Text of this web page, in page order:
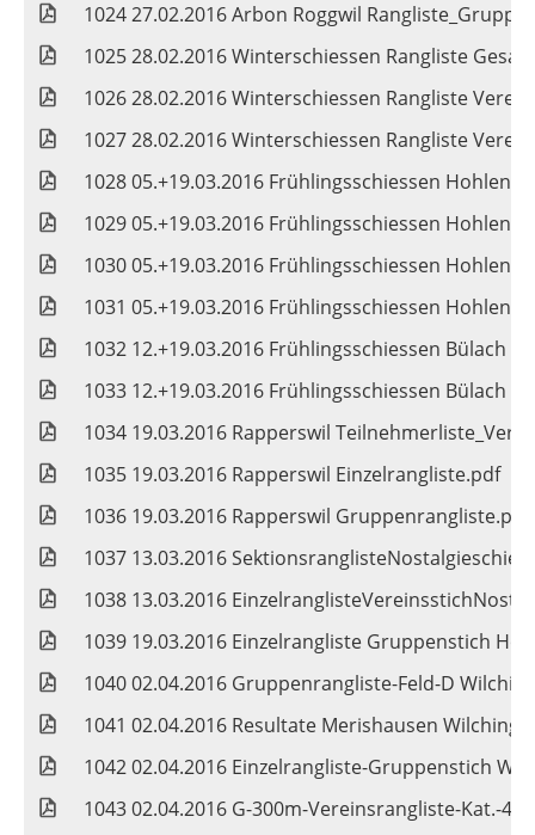
1024 27.02.2016 Arbon Roggwil
1025 28.02.2016 Winterschiessen Rangliste
1026 28.02.2016 Winterschiessen Rangliste
1027 28.02.2016 Winterschiessen Rangliste
1028 05.+19.03.2016 Frühlingsschiessen
1029 05.+19.03.2016 Frühlingsschiessen
1030 05.+19.03.2016 Frühlingsschiessen
1031 05.+19.03.2016 Frühlingsschiessen
1032 12.+19.03.2016 Frühlingsschiessen Bülach
1033 12.+19.03.2016 Frühlingsschiessen Bülach
1034 19.03.2016 Rapperswil
1035 19.03.2016 Rapperswil Einzelrangliste.pdf
1036 19.03.2016 Rapperswil Gruppenrangliste.pdf
1037 13.03.2016
1038 13.03.2016
1039 19.03.2016 Einzelrangliste Gruppenstich
1040 02.04.2016 Gruppenrangliste-Feld-D
1041 02.04.2016 Resultate Merishausen
1042 02.04.2016 Einzelrangliste-Gruppenstich
1043 02.04.2016 G-300m-Vereinsrangliste-Kat.-4